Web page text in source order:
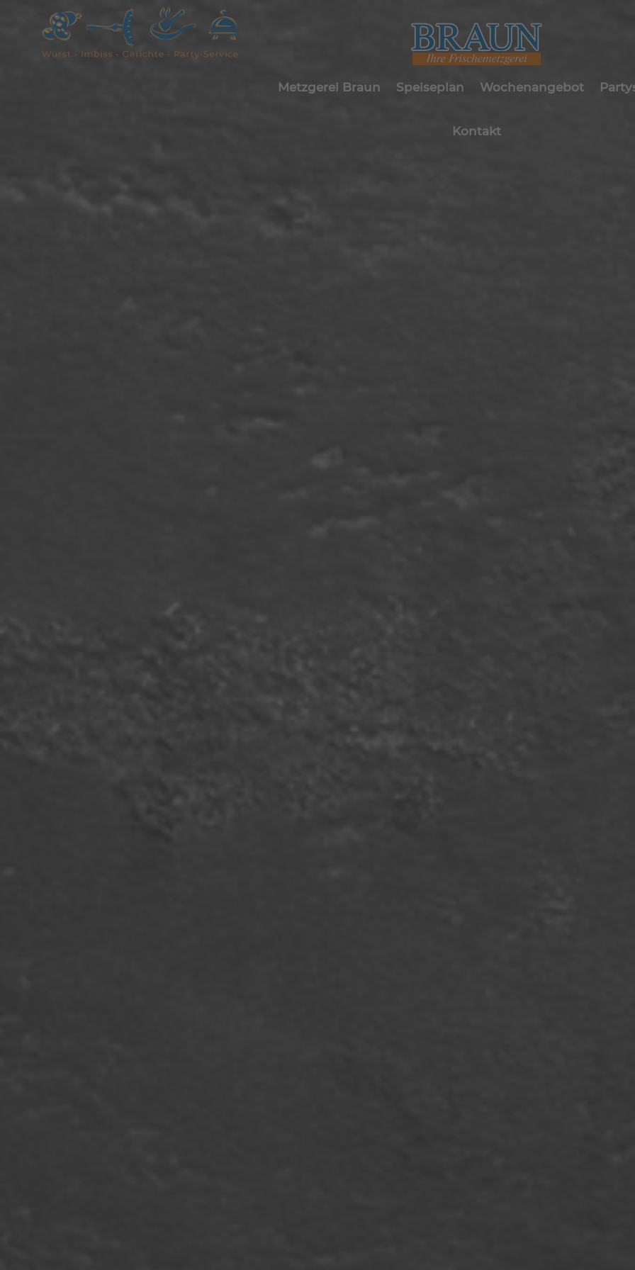
Metzgerei Braun Speiseplan Wochenangebot
Kontakt